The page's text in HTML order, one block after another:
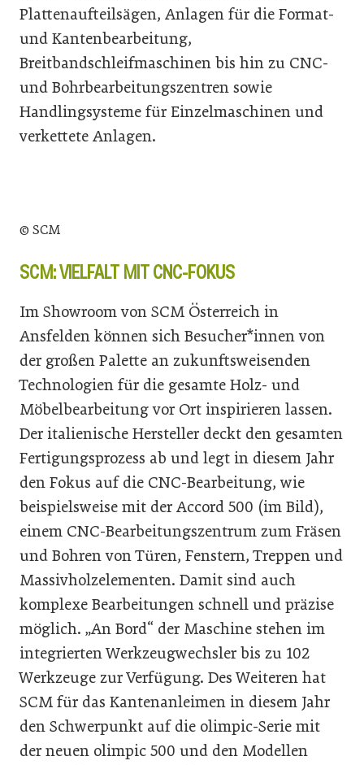
Plattenaufteilsägen, Anlagen für die Format-
und Kantenbearbeitung,
Breitbandschleifmaschinen bis hin zu CNC-
und Bohrbearbeitungszentren sowie
Handlingsysteme für Einzelmaschinen und
verkettete Anlagen.
© SCM
SCM: VIELFALT MIT CNC-FOKUS
Im Showroom von SCM Österreich in
Ansfelden können sich Besucher*innen von
der großen Palette an zukunftsweisenden
Technologien für die gesamte Holz- und
Möbelbearbeitung vor Ort inspirieren lassen.
Der italienische Hersteller deckt den gesamten
Fertigungsprozess ab und legt in diesem Jahr
den Fokus auf die CNC-Bearbeitung, wie
beispielsweise mit der Accord 500 (im Bild),
einem CNC-Bearbeitungszentrum zum Fräsen
und Bohren von Türen, Fenstern, Treppen und
Massivholzelementen. Damit sind auch
komplexe Bearbeitungen schnell und präzise
möglich. „An Bord“ der Maschine stehen im
integrierten Werkzeugwechsler bis zu 102
Werkzeuge zur Verfügung. Des Weiteren hat
SCM für das Kantenanleimen in diesem Jahr
den Schwerpunkt auf die olimpic-Serie mit
der neuen olimpic 500 und den Modellen